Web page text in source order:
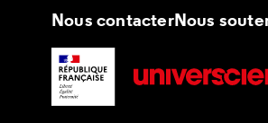
Nous contacterNous